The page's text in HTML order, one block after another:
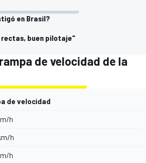
en Brasil?
rectas, buen pilotaje"
de velocidad de la
de velocidad
h
h
h